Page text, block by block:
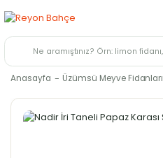
Anasayfa Üzümsü Meyve Fidanları